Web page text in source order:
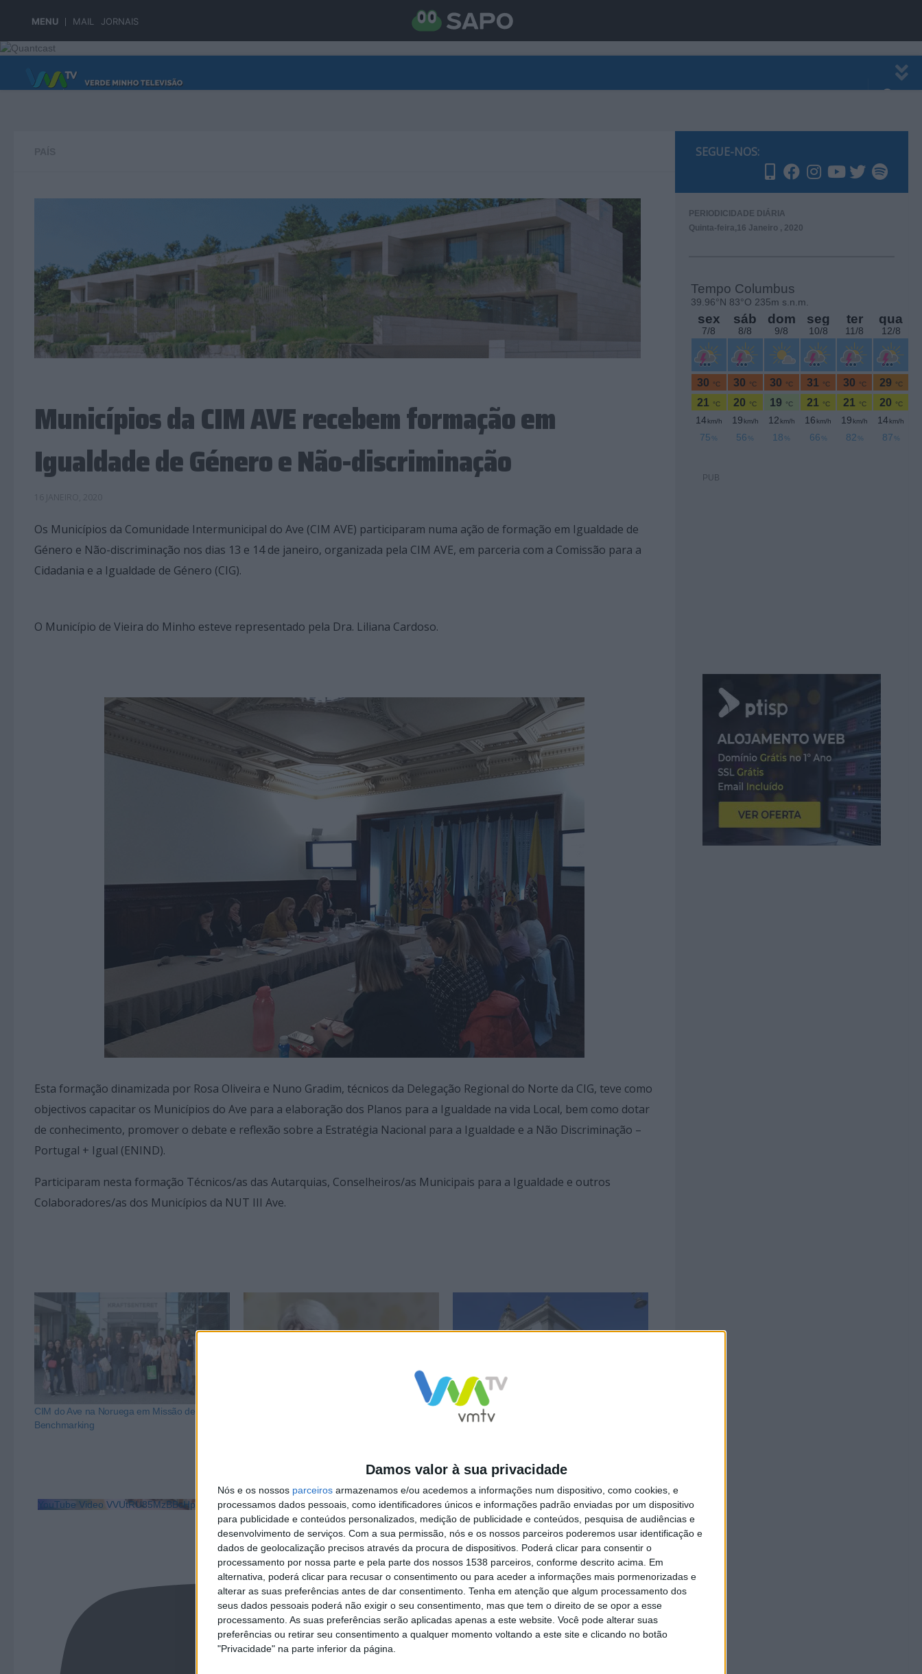
MENU MAIL JORNAIS
Damos valor à sua privacidade
Nós e os nossos parceiros armazenamos e/ou acedemos a informações num dispositivo, como cookies, e
processamos dados pessoais, como identificadores únicos e informações padrão enviadas por um dispositivo
para publicidade e conteúdos personalizados, medição de publicidade e conteúdos, pesquisa de audiências e
desenvolvimento de serviços. Com a sua permissão, nós e os nossos parceiros poderemos usar identificação e
dados de geolocalização precisos através da procura de dispositivos. Poderá clicar para consentir o
processamento por nossa parte e pela parte dos nossos 1538 parceiros, conforme descrito acima. Em
alternativa, poderá clicar para recusar o consentimento ou para aceder a informações mais pormenorizadas e
alterar as suas preferências antes de dar consentimento. Tenha em atenção que algum processamento dos
seus dados pessoais poderá não exigir o seu consentimento, mas que tem o direito de se opor a esse
processamento. As suas preferências serão aplicadas apenas a este website. Você pode alterar suas
preferências ou retirar seu consentimento a qualquer momento voltando a este site e clicando no botão
"Privacidade" na parte inferior da página.
Skip to content
Municípios da CIM AVE recebem formação em
Igualdade de Género e Não-discriminação
Os Municípios da Comunidade Intermunicipal do Ave (CIM AVE) participaram numa ação de formação em Igualdade de
Género e Não-discriminação nos dias 13 e 14 de janeiro, organizada pela CIM AVE, em parceria com a Comissão para a
Cidadania e a Igualdade de Género (CIG).
O Município de Vieira do Minho esteve representado pela Dra. Liliana Cardoso.
Esta formação dinamizada por Rosa Oliveira e Nuno Gradim, técnicos da Delegação Regional do Norte da CIG, teve como
objectivos capacitar os Municípios do Ave para a elaboração dos Planos para a Igualdade na vida Local, bem como dotar
de conhecimento, promover o debate e reflexão sobre a Estratégia Nacional para a Igualdade e a Não Discriminação –
Portugal + Igual (ENIND).
Participaram nesta formação Técnicos/as das Autarquias, Conselheiros/as Municipais para a Igualdade e outros
Colaboradores/as dos Municípios da NUT III Ave.
CIM do Ave na Noruega em Missão de
Benchmarking
Esposende aprova Plano Municipal para a
Igualdade e Não Discriminação
YouTube Video VVUtRU85MzBBcHpOcU5BUnpKX0wyV1ZBLmNCa2l2ckl3RkxJ
SEGUE-NOS:
PERIODICIDADE DIÁRIA
Quinta-feira,16 Janeiro , 2020
PUB